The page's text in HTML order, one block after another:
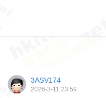
3ASV174
2026-3-11 23:59